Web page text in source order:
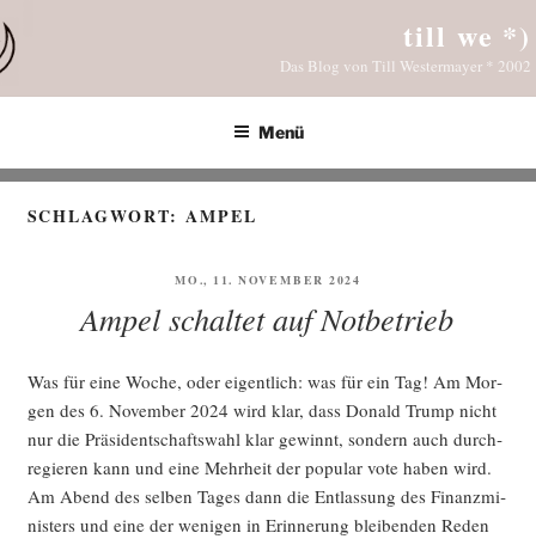
Inhalt
springen
till we *)
Das Blog von Till Westermayer * 2002
Menü
SCHLAGWORT:AMPEL
VERÖFFENTLICHT
MO., 11. NOVEMBER 2024
Ampel schaltet auf Notbetrieb
Was für eine Woche, oder eigent­lich: was für ein Tag! Am Mor­
gen des 6. Novem­ber 2024 wird klar, dass Donald Trump nicht
nur die Prä­si­dent­schafts­wahl klar gewinnt, son­dern auch durch­
re­gie­ren kann und eine Mehr­heit der popu­lar vote haben wird.
Am Abend des sel­ben Tages dann die Ent­las­sung des Finanz­mi­
nis­ters und eine der weni­gen in Erin­ne­rung blei­ben­den Reden